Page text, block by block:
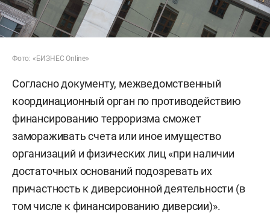
Фото: «БИЗНЕС Online»
Согласно документу, межведомственный
координационный орган по противодействию
финансированию терроризма сможет
замораживать счета или иное имущество
организаций и физических лиц «при наличии
достаточных оснований подозревать их
причастность к диверсионной деятельности (в
том числе к финансированию диверсии)».